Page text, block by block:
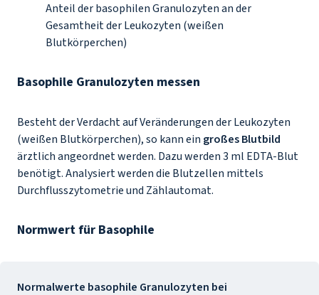
Anteil der basophilen Granulozyten an der
Gesamtheit der Leukozyten (weißen
Blutkörperchen)
Basophile Granulozyten messen
Besteht der Verdacht auf Veränderungen der Leukozyten
(weißen Blutkörperchen), so kann ein großes Blutbild
ärztlich angeordnet werden. Dazu werden 3 ml EDTA-Blut
benötigt. Analysiert werden die Blutzellen mittels
Durchflusszytometrie und Zählautomat.
Normwert für Basophile
Normalwerte basophile Granulozyten bei